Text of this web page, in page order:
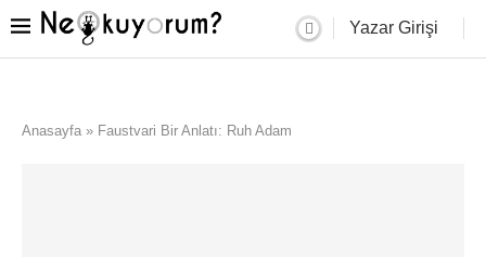
Yazar Girişi
Anasayfa » Faustvari Bir Anlatı: Ruh Adam